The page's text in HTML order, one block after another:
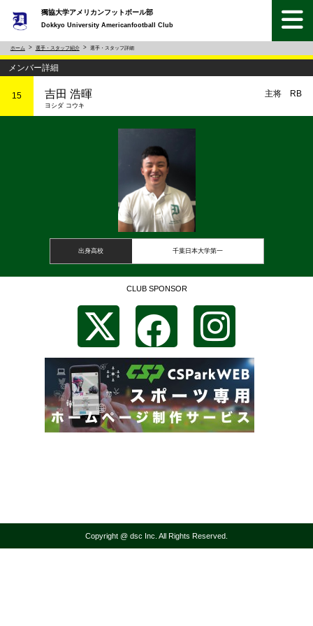
獨協大学アメリカンフットボール部
Dokkyo University Americanfootball Club
ホーム 選手・スタッフ紹介 選手・スタッフ詳細
メンバー詳細
15 吉田 浩暉
ヨシダ コウキ
主将 RB
出身高校 千葉日本大学第一
CLUB SPONSOR
Copyright @ dsc Inc. All Rights Reserved.